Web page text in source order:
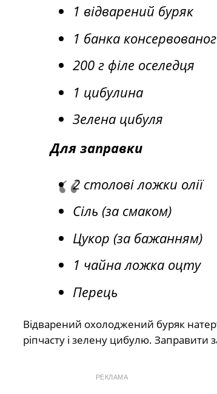
1 відварений буряк
1 банка
200 г філе оселедця
1 цибулина
Зелена цибуля
Для заправки
2 столові ложки олії
Сіль (за смаком)
Цукор (за бажанням)
1 чайна ложка оцту
Перець
Відварений охолоджений буряк
ріпчасту і зелену цибулю. Заправити
РЕКЛАМА